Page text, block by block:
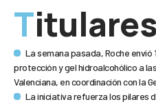
Titulares
La semana pasada, Roche envió
protección y gel hidroalcohólico a
Valenciana, en coordinación con la
La iniciativa refuerza los pilares